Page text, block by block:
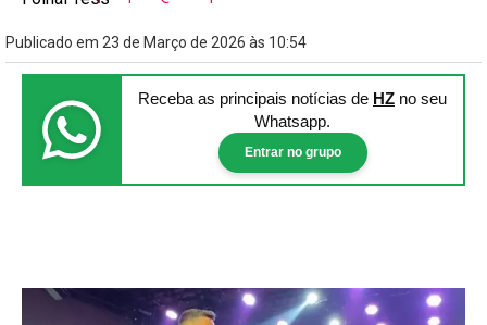
Publicado em 23 de Março de 2026 às 10:54
Receba as principais notícias de HZ no seu
Whatsapp.
Entrar no grupo